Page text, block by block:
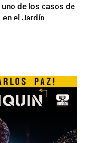
de los casos de
el Jardín